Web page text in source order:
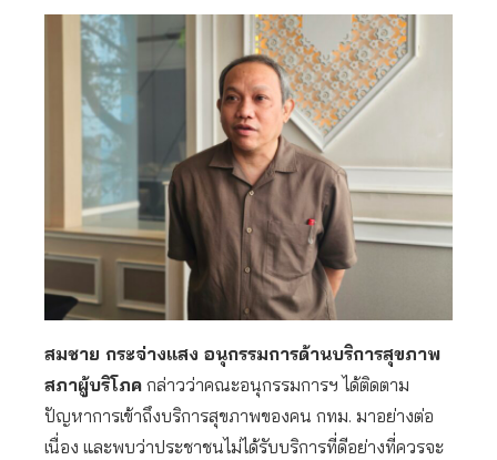
สมชาย กระจ่างแสง อนุกรรมการด้านบริการสุขภาพ
สภาผู้บริโภค กล่าวว่าคณะอนุกรรมการฯ ได้ติดตาม
ปัญหาการเข้าถึงบริการสุขภาพของคน กทม. มาอย่างต่อ
เนื่อง และพบว่าประชาชนไม่ได้รับบริการที่ดีอย่างที่ควรจะ